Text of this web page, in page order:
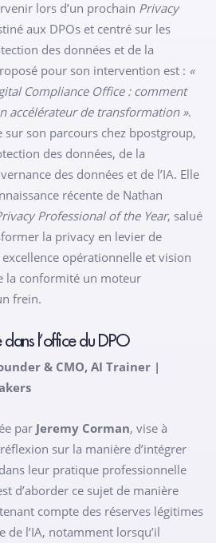
lors d’un prochain Privacy
aux DPOs et centré sur les
des données et de la
pour son intervention est : «
Compliance Office : comment
accélérateur de transformation ».
sur son parcours chez bpostgroup,
des données, de la
des données et de l’IA. Elle
récente de Nathan
Professional of the Year, salué
la privacy en levier de
opérationnelle et vision
la conformité un moteur
frein.
dans l’office du DPO
& CMO, AI Trainer |
par Jeremy Corman, vise à
sur la manière d’intégrer
leur pratique professionnelle
d’aborder ce sujet de manière
compte des réserves légitimes
de l’IA, notamment lorsqu’il